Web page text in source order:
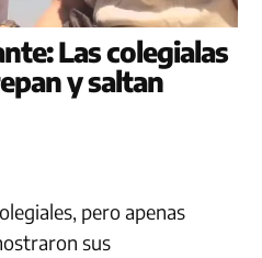
Las colegialas
y saltan
pero apenas
sus